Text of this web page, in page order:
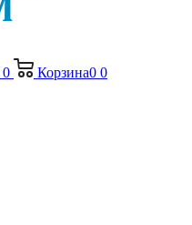
0 Корзина0 0